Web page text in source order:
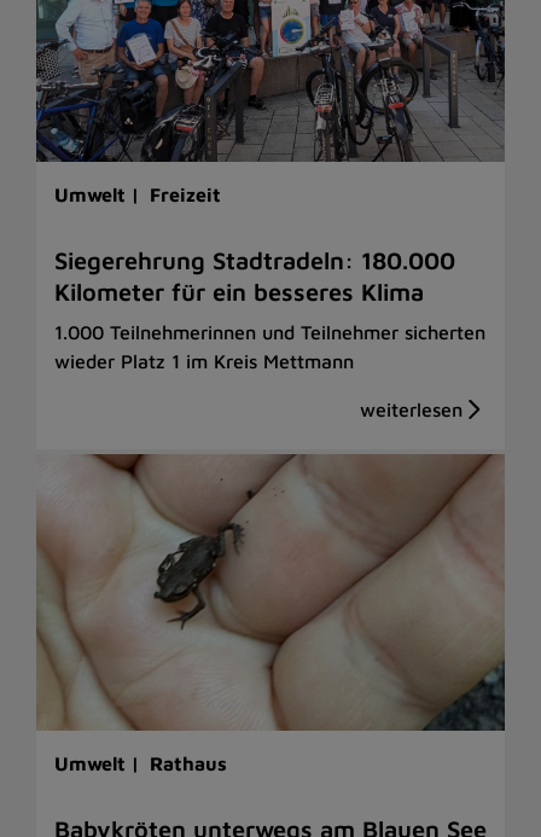
Umwelt | Freizeit
Siegerehrung Stadtradeln: 180.000
Kilometer für ein besseres Klima
1.000 Teilnehmerinnen und Teilnehmer sicherten
wieder Platz 1 im Kreis Mettmann
Umwelt | Rathaus
Babykröten unterwegs am Blauen See